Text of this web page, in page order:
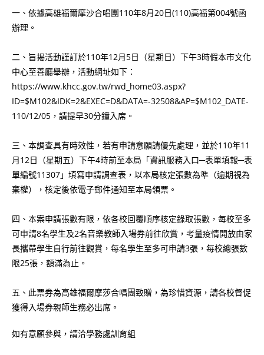
一、依據高雄福爾摩沙合唱團110年8月20日(110)高福第004號函
辦理。
二、旨揭活動謹訂於110年12月5日（星期日）下午3時假本市文化
中心至善廳舉辦，活動網址如下：
https://www.khcc.gov.tw/rwd_home03.aspx?
ID=$M102&IDK=2&EXEC=D&DATA=-32508&AP=$M102_DATE-
110/12/05，請提早30分鐘入席。
三、本調查具有時效性，若有申請意願請優先處理，並於110年11
月12日（星期五）下午4時前至本局「資訊服務入口─表單填報─表
單編號11307」填寫申請調查表，以本局核定張數為準（逾期視為
棄權），核定後依電子郵件通知至本局領票。
四、本案申請張數有限，依各校回覆順序核定錄取張數，每校至多
可申請8名學生及2名音樂教師入場券前往欣賞，考量疫情開放由家
長攜帶學生自行前往觀賞，每名學生至多可申請3張，每校總張數
限25張，額滿為止。
五、此票券為高雄福爾摩莎合唱團致贈，為珍惜資源，請各校督促
獲得入場券親師生務必出席。
如有意願參與，請洽學務處訓育組